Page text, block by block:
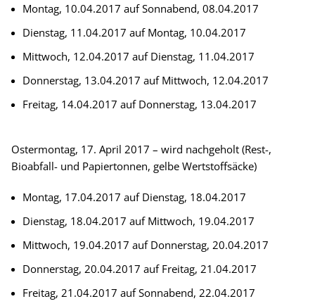
Montag, 10.04.2017 auf Sonnabend, 08.04.2017
Dienstag, 11.04.2017 auf Montag, 10.04.2017
Mittwoch, 12.04.2017 auf Dienstag, 11.04.2017
Donnerstag, 13.04.2017 auf Mittwoch, 12.04.2017
Freitag, 14.04.2017 auf Donnerstag, 13.04.2017
Ostermontag, 17. April 2017 – wird nachgeholt (Rest-,
Bioabfall- und Papiertonnen, gelbe Wertstoffsäcke)
Montag, 17.04.2017 auf Dienstag, 18.04.2017
Dienstag, 18.04.2017 auf Mittwoch, 19.04.2017
Mittwoch, 19.04.2017 auf Donnerstag, 20.04.2017
Donnerstag, 20.04.2017 auf Freitag, 21.04.2017
Freitag, 21.04.2017 auf Sonnabend, 22.04.2017